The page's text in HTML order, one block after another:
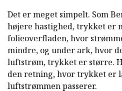
Det er meget simpelt. Som
højere hastighed, trykket er
folieoverfladen, hvor
mindre, og under ark, hvor
luftstrøm, trykket er større.
den retning, hvor trykket er
luftstrømmen passerer.